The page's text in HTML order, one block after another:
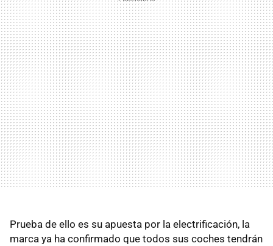
Prueba de ello es su apuesta por la electrificación, la
marca ya ha confirmado que todos sus coches tendrán